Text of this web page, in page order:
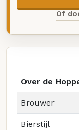
Of
Over de
Brouwer
Bierstijl